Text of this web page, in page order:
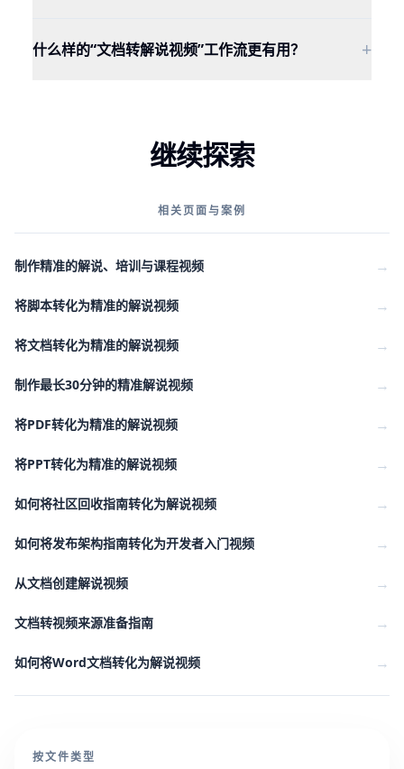
什么样的“文档转解说视频”工作流更有用？ +
继续探索
相关页面与案例
制作精准的解说、培训与课程视频 →
将脚本转化为精准的解说视频 →
将文档转化为精准的解说视频 →
制作最长30分钟的精准解说视频 →
将PDF转化为精准的解说视频 →
将PPT转化为精准的解说视频 →
如何将社区回收指南转化为解说视频 →
如何将发布架构指南转化为开发者入门视频 →
从文档创建解说视频 →
文档转视频来源准备指南 →
如何将Word文档转化为解说视频 →
按文件类型